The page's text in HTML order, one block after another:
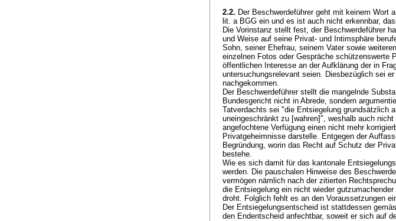
2.2. Der Beschwerdeführer geht mit keinem Wort
lit. a BGG ein und es ist auch nicht erkennbar,
Die Vorinstanz stellt fest, der Beschwerdeführer
und Weise auf seine Privat- und Intimsphäre
Sohn, seiner Ehefrau, seinem Vater sowie
einzelnen Fotos oder Gespräche schützenswerte
öffentlichen Interesse an der Aufklärung der in
untersuchungsrelevant seien. Diesbezüglich sei
nachgekommen.
Der Beschwerdeführer stellt die mangelnde
Bundesgericht nicht in Abrede, sondern
Tatverdachts sei "die Entsiegelung grundsätzlich
uneingeschränkt zu [wahren]", weshalb auch
angefochtene Verfügung einen nicht mehr
Privatgeheimnisse darstelle. Entgegen der
Begründung, worin das Recht auf Schutz der
bestehe.
Wie es sich damit für das kantonale
werden. Die pauschalen Hinweise des
vermögen nämlich nach der zitierten
die Entsiegelung ein nicht wieder
droht. Folglich fehlt es an den Voraussetzungen
Der Entsiegelungsentscheid ist stattdessen
den Endentscheid anfechtbar, soweit er sich auf